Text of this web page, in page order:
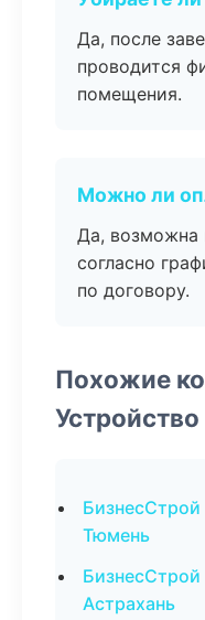
Да, после
проводится
помещения.
Можно ли
Да, возможна
согласно
по договору.
Похожие
Тюмень
Астрахань